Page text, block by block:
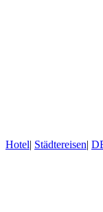
Hotel| Städtereisen|